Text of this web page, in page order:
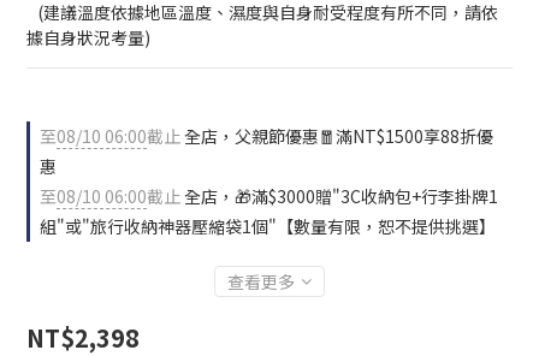
據自身狀況考量)
至08/10 06:00截止全店，父親節優惠🧧滿NT$1500享88折優
惠
至08/10 06:00截止全店，🎁滿$3000贈"3C收納包+行李掛牌1
組"或"旅行收納神器壓縮袋1個"【數量有限，恕不提供挑選】
查看更多
NT$2,398